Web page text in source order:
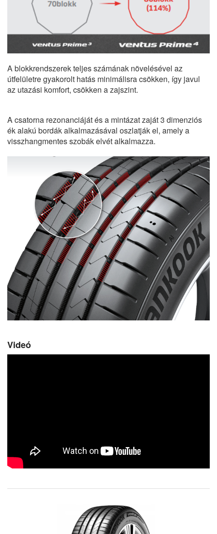
A blokkrendszerek teljes számának növelésével az
útfelületre gyakorolt hatás minimálisra csökken, így javul
az utazási komfort, csökken a zajszint.
A csatorna rezonanciáját és a mintázat zaját 3 dimenziós
ék alakú bordák alkalmazásával oszlatják el, amely a
visszhangmentes szobák elvét alkalmazza.
Videó